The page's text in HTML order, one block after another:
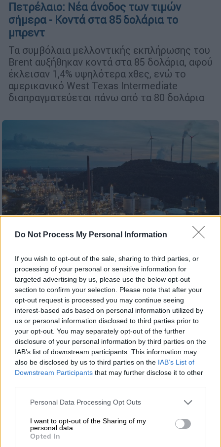
Do Not Process My Personal Information
If you wish to opt-out of the sale, sharing to third parties, or
processing of your personal or sensitive information for
targeted advertising by us, please use the below opt-out
section to confirm your selection. Please note that after your
opt-out request is processed you may continue seeing
interest-based ads based on personal information utilized by
us or personal information disclosed to third parties prior to
your opt-out. You may separately opt-out of the further
disclosure of your personal information by third parties on the
IAB’s list of downstream participants. This information may
also be disclosed by us to third parties on the IAB’s List of
Downstream Participants that may further disclose it to other
Please note that this website/app uses one or more Google
not limited to your visit or usage behaviour. You may click to
grant or deny consent to Google and its third-party tags to
use your data for below specified purposes in below Google
Personal Data Processing Opt Outs
I want to opt-out of the Sharing of my
personal data.
Opted In
Πετρέλαιο: Νέα άνοδος των τιμών
σήμερα - Κοντά στα 85 δολάρια το
μπρεντ
Τα συμβόλαια μελλοντικής εκπλήρωσης του
Brent αυξήθηκαν κοντά στα 85 δολάρια, αφού
έκλεισαν 1,4% υψηλότερα χθες, ενώ το
αμερικανικό West Texas Intermediate
διαπραγματεύεται πάνω από τα 80 δολάρια
Οικονομία|31.03.2024 19:30
Πετρέλαιο: Τα ρεκόρ παραγωγής των
ΗΠΑ εντείνουν τη μάχη με τον ΟΠΕΚ
Οι ΗΠΑ έχουν γίνει ο κορυφαίος εξαγωγέας
αργού μετά την έναρξη του πολέμου στην
Ουκρανία